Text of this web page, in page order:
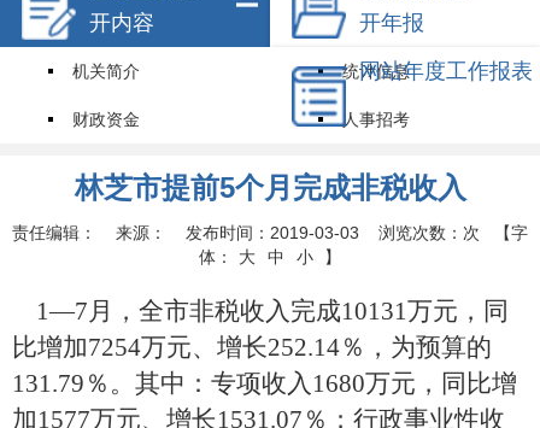
开内容
机关简介 统计信息
财政资金 人事招考
试点领域基层政务公开标准目录
开年报
网站年度工作报表
林芝市提前5个月完成非税收入
责任编辑： 来源： 发布时间：2019-03-03 浏览次数： 次 【字
体：
大 中 小 】
1—7月，全市非税收入完成10131万元，同
比增加7254万元、增长252.14％，为预算的
131.79 ％。其中：专项收入 1680万元，同比增
加1577万元、增长1531.07 ％；行政事业性收